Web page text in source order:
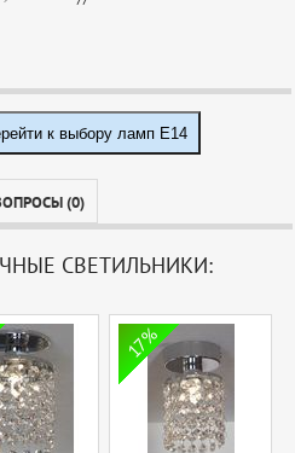
к выбору ламп E14
(0)
СВЕТИЛЬНИКИ:
17%